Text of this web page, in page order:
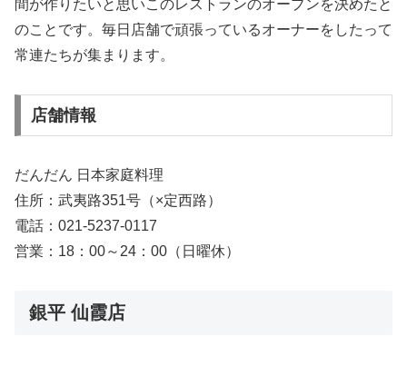
間が作りたいと思いこのレストランのオープンを決めたと
のことです。毎日店舗で頑張っているオーナーをしたって
常連たちが集まります。
店舗情報
だんだん 日本家庭料理
住所：武夷路351号（×定西路）
電話：021-5237-0117
営業：18：00～24：00（日曜休）
銀平 仙霞店